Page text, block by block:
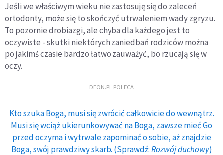
Jeśli we właściwym wieku nie zastosuję się do zaleceń
ortodonty, może się to skończyć utrwaleniem wady zgryzu.
To pozornie drobiazgi, ale chyba dla każdego jest to
oczywiste - skutki niektórych zaniedbań rodziców można
po jakimś czasie bardzo łatwo zauważyć, bo rzucają się w
oczy.
DEON.PL POLECA
Kto szuka Boga, musi się zwrócić całkowicie do wewnątrz.
Musi się wciąż ukierunkowywać na Boga, zawsze mieć Go
przed oczyma i wytrwale zapominać o sobie, aż znajdzie
Boga, swój prawdziwy skarb. (Sprawdź:Rozwój duchowy)